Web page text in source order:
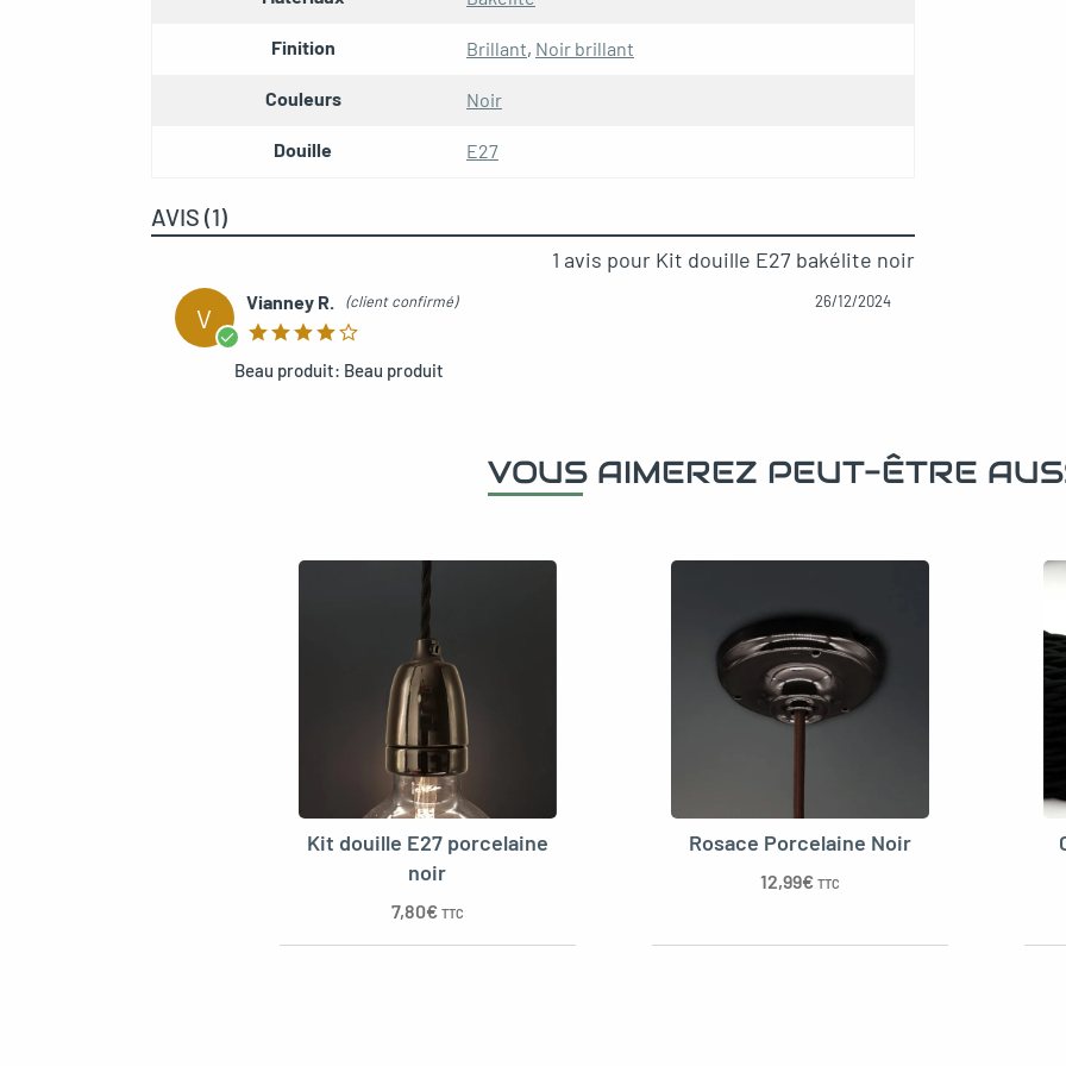
Finition Brillant, Noir brillant
Couleurs Noir
Douille E27
AVIS (1)
1 avis pour Kit douille E27 bakélite noir
V
Vianney R. (client confirmé) 26/12/2024
Beau produit: Beau produit
VOUS AIMEREZ PEUT-ÊTRE
Kit douille E27 porcelaine
noir
7,80€ TTC
Rosace Porcelaine Noir
12,99€ TTC